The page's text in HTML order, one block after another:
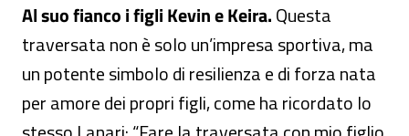
Al suo fianco i figli Kevin e Keira.Questa
traversata non è solo un’impresa sportiva, ma
un potente simbolo di resilienza e di forza nata
per amore dei propri figli, come ha ricordato lo